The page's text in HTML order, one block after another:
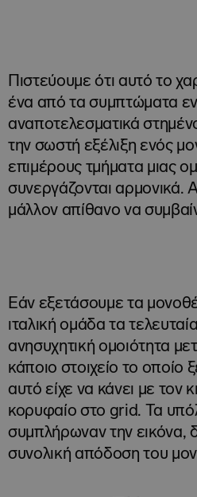
Πιστεύουμε ότι αυτό το
ένα από τα συμπτώματα
αναποτελεσματικά
την σωστή εξέλιξη ενός
επιμέρους τμήματα μιας
συνεργάζονται αρμονικά.
μάλλον απίθανο να
Εάν εξετάσουμε τα
ιταλική ομάδα τα
ανησυχητική ομοιότητα
κάποιο στοιχείο το οποίο
αυτό είχε να κάνει με τον
κορυφαίο στο grid. Τα
συμπλήρωναν την εικόνα,
συνολική απόδοση του